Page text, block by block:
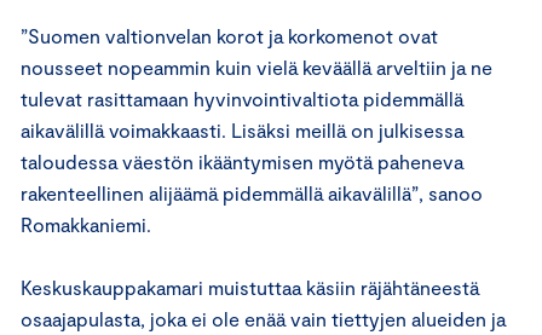
”Suomen valtionvelan korot ja korkomenot ovat
nousseet nopeammin kuin vielä keväällä arveltiin ja ne
tulevat rasittamaan hyvinvointivaltiota pidemmällä
aikavälillä voimakkaasti. Lisäksi meillä on julkisessa
taloudessa väestön ikääntymisen myötä paheneva
rakenteellinen alijäämä pidemmällä aikavälillä”, sanoo
Romakkaniemi.
Keskuskauppakamari muistuttaa käsiin räjähtäneestä
osaajapulasta, joka ei ole enää vain tiettyjen alueiden ja